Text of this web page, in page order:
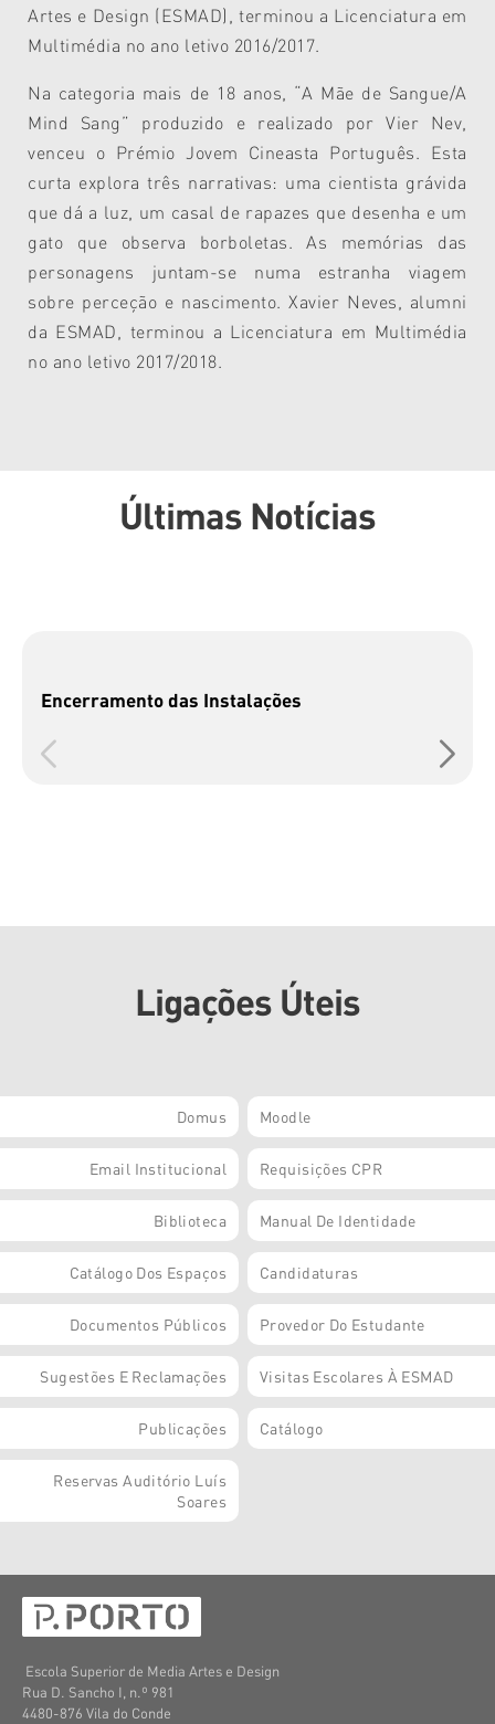
Artes e Design (ESMAD), terminou a Licenciatura em
Multimédia no ano letivo 2016/2017.
Na categoria mais de 18 anos, “A Mãe de Sangue/A
Mind Sang” produzido e realizado por Vier Nev,
venceu o Prémio Jovem Cineasta Português. Esta
curta explora três narrativas: uma cientista grávida
que dá a luz, um casal de rapazes que desenha e um
gato que observa borboletas. As memórias das
personagens juntam-se numa estranha viagem
sobre perceção e nascimento. Xavier Neves, alumni
da ESMAD, terminou a Licenciatura em Multimédia
no ano letivo 2017/2018.
Últimas Notícias
Encerramento das Instalações
Ligações Úteis
Domus Moodle
Email Institucional Requisições CPR
Biblioteca Manual De Identidade
Catálogo Dos Espaços Candidaturas
Documentos Públicos Provedor Do Estudante
Sugestões E Reclamações Visitas Escolares À ESMAD
Publicações Catálogo
Reservas Auditório Luís
Soares
Escola Superior de Media Artes e Design
Rua D. Sancho I, n.º 981
4480-876 Vila do Conde